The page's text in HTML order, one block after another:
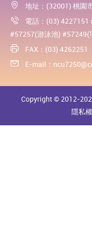
地址：(32001) 桃園
電話：(03)
#57257(游泳池) #57249(
FAX：(03) 4262251
E-mail：
Copyright © 2012-
隱私